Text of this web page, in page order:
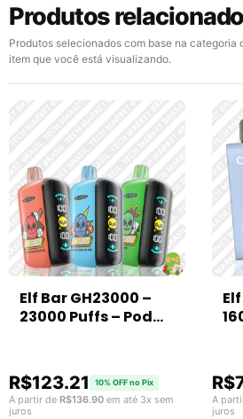
Produtos
Produtos selecionados com base na categoria
item que você está visualizando.
Elf Bar GH23000 –
23000 Puffs – Pod
R$123.21 10% OFF no Pix
A partir de R$136.90 em até 3x sem
juros
R$
A
juros